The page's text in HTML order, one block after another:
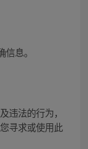
息。
违法的行为，
寻求或使用此